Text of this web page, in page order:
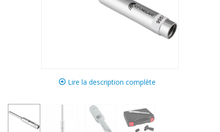
Lire la description complète